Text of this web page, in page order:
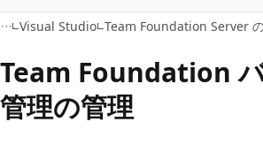
プ
Visual Studio Team Foundation Server
Team Foundation
管理の管理